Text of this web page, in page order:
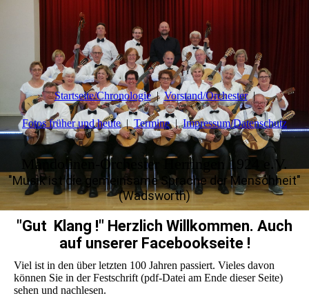
Startseite/Chronologie Vorstand/Orchester
Fotos früher und heute Termine Impressum/Datenschutz
Mandolinen-Orchester Herringen 1924 e.V.
"Musik ist die gemeinsame Sprache der Menschheit"
(Wadsworth)
"Gut Klang !" Herzlich Willkommen. Auch
auf unserer Facebookseite !
Viel ist in den über letzten 100 Jahren passiert. Vieles davon
können Sie in der Festschrift (pdf-Datei am Ende dieser Seite)
sehen und nachlesen.